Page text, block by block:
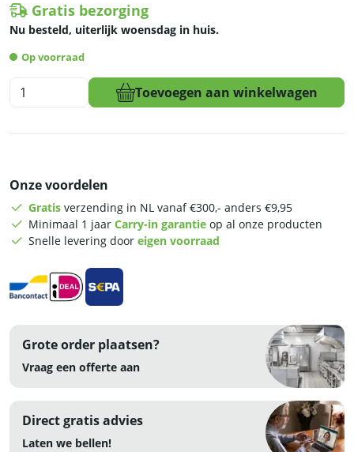
Gratis bezorging
Nu besteld, uiterlijk woensdag in huis.
Op voorraad
HCB
Opbergrek
x
40
180
RVS
aantal
Toevoegen aan winkelwagen
Onze voordelen
Gratis verzending in NL vanaf €300,- anders €9,95
Minimaal 1 jaar Carry-in garantie op al onze producten
Snelle levering door eigen voorraad
Grote order plaatsen?
Vraag een offerte aan
Direct gratis advies
Laten we bellen!